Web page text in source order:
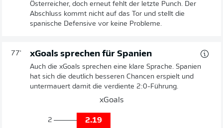
Österreicher, doch erneut fehlt der letzte Punch. Der
Abschluss kommt nicht auf das Tor und stellt die
spanische Defensive vor keine Probleme.
77' xGoals sprechen für Spanien
Auch die xGoals sprechen eine klare Sprache. Spanien
hat sich die deutlich besseren Chancen erspielt und
untermauert damit die verdiente 2:0-Führung.
xGoals
2 2.19